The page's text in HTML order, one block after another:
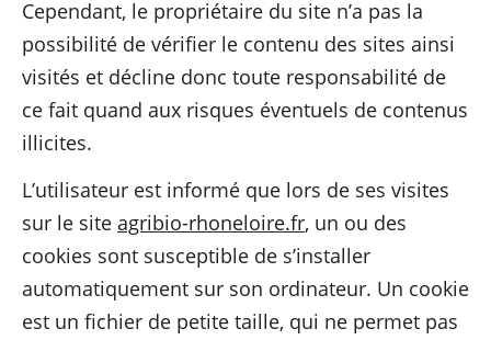
Cependant, le propriétaire du site n’a pas la
possibilité de vérifier le contenu des sites ainsi
visités et décline donc toute responsabilité de
ce fait quand aux risques éventuels de contenus
illicites.
L’utilisateur est informé que lors de ses visites
sur le site agribio-rhoneloire.fr, un ou des
cookies sont susceptible de s’installer
automatiquement sur son ordinateur. Un cookie
est un fichier de petite taille, qui ne permet pas